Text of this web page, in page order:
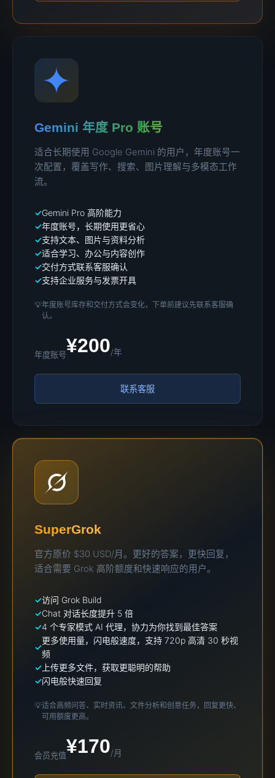
Gemini 年度 Pro 账号
适合长期使用 Google Gemini 的用户，年度账号一
次配置，覆盖写作、搜索、图片理解与多模态工作
流。
Gemini Pro 高阶能力
年度账号，长期使用更省心
支持文本、图片与资料分析
适合学习、办公与内容创作
交付方式联系客服确认
支持企业服务与发票开具
💡年度账号库存和交付方式会变化，下单前建议先联系客服确
认。
年度账号¥200/年
联系客服
SuperGrok
官方原价 $30 USD/月。更好的答案，更快回复，
适合需要 Grok 高阶额度和快速响应的用户。
访问 Grok Build
Chat 对话长度提升 5 倍
4 个专家模式 AI 代理，协力为你找到最佳答案
更多使用量，闪电般速度，支持 720p 高清 30 秒视
频
上传更多文件，获取更聪明的帮助
闪电般快速回复
💡适合高频问答、实时资讯、文件分析和创意任务，回复更快、
可用额度更高。
会员充值¥170/月